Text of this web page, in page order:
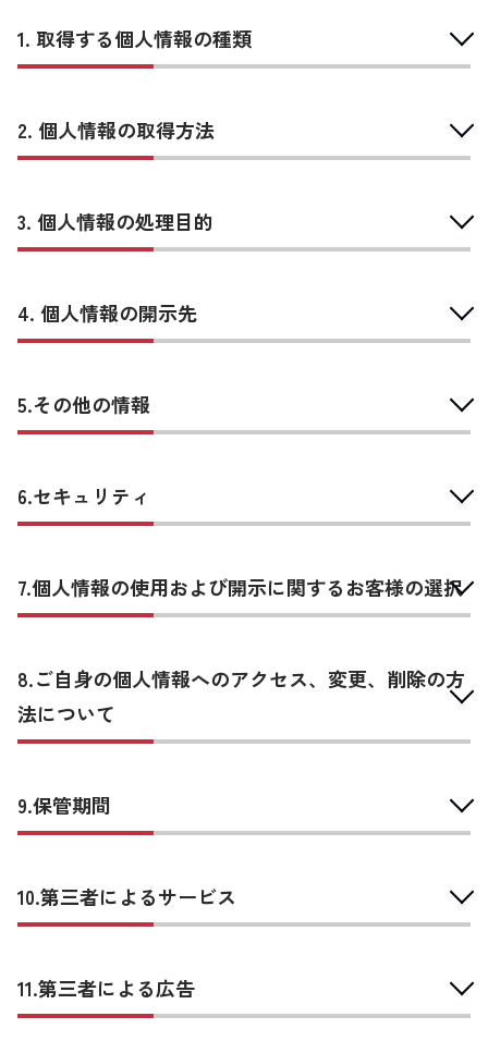
1. 取得する個人情報の種類
2. 個人情報の取得方法
3. 個人情報の処理目的
4. 個人情報の開示先
5.その他の情報
6.セキュリティ
7.個人情報の使用および開示に関するお客様の選択
8.ご自身の個人情報へのアクセス、変更、削除の方
法について
9.保管期間
10.第三者によるサービス
11.第三者による広告